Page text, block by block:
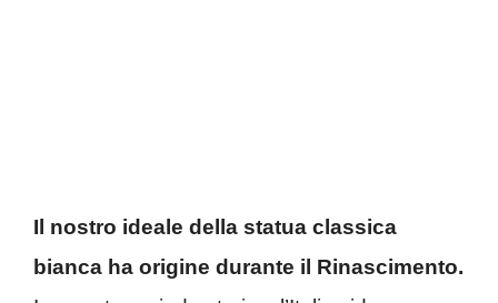
Il nostro ideale della statua classica
bianca ha origine durante il Rinascimento.